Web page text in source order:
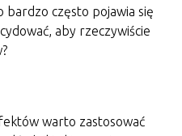
bardzo często pojawia się
aby rzeczywiście
warto zastosować